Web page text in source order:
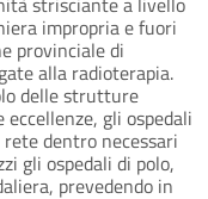
impropria e fuori
provinciale di
alla radioterapia.
delle strutture
gli ospedali
dentro necessari
gli ospedali di polo,
prevedendo in